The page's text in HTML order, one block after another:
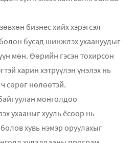
бизнес хийх хэрэгсэл
бусад шинжлэх ухаануудыг
мөн. Өөрийн гэсэн тохирсон
харин хэтрүүлэн үнэлэх нь
сөрөг нөлөөтэй.
монголдоо
ухааныг хууль ёсоор нь
хувь нэмэр оруулахыг